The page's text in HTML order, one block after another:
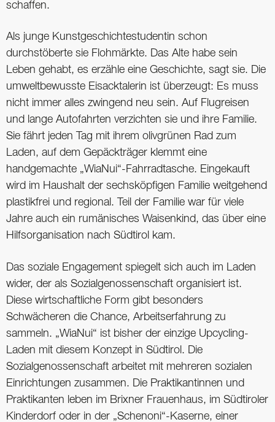
schaffen.
Als junge Kunstgeschichtestudentin schon
durchstöberte sie Flohmärkte. Das Alte habe sein
Leben gehabt, es erzähle eine Geschichte, sagt sie. Die
umweltbewusste Eisacktalerin ist überzeugt: Es muss
nicht immer alles zwingend neu sein. Auf Flugreisen
und lange Autofahrten verzichten sie und ihre Familie.
Sie fährt jeden Tag mit ihrem olivgrünen Rad zum
Laden, auf dem Gepäckträger klemmt eine
handgemachte „WiaNui“-Fahrradtasche. Eingekauft
wird im Haushalt der sechsköpfigen Familie weitgehend
plastikfrei und regional. Teil der Familie war für viele
Jahre auch ein rumänisches Waisenkind, das über eine
Hilfsorganisation nach Südtirol kam.
Das soziale Engagement spiegelt sich auch im Laden
wider, der als Sozialgenossenschaft organisiert ist.
Diese wirtschaftliche Form gibt besonders
Schwächeren die Chance, Arbeitserfahrung zu
sammeln. „WiaNui“ ist bisher der einzige Upcycling-
Laden mit diesem Konzept in Südtirol. Die
Sozialgenossenschaft arbeitet mit mehreren sozialen
Einrichtungen zusammen. Die Praktikantinnen und
Praktikanten leben im Brixner Frauenhaus, im Südtiroler
Kinderdorf oder in der „Schenoni“-Kaserne, einer